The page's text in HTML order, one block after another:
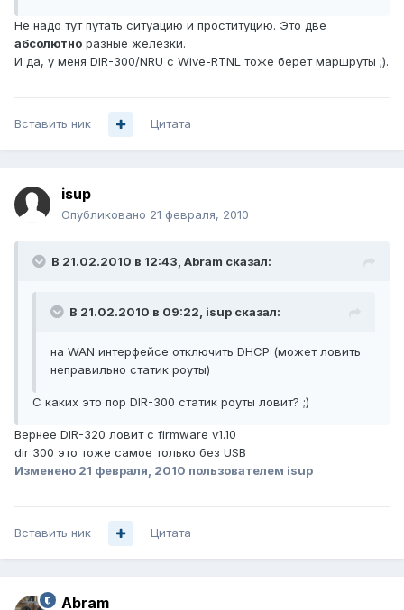
Не надо тут путать ситуацию и проституцию. Это две
абсолютно разные железки.
И да, у меня DIR-300/NRU с Wive-RTNL тоже берет маршруты ;).
Вставить ник Цитата
isup
Опубликовано 21 февраля, 2010
В 21.02.2010 в 12:43, Abram сказал:
В 21.02.2010 в 09:22, isup сказал:
на WAN интерфейсе отключить DHCP (может ловить
неправильно статик роуты)
С каких это пор DIR-300 статик роуты ловит? ;)
Вернее DIR-320 ловит с firmware v1.10
dir 300 это тоже самое только без USB
Изменено 21 февраля, 2010 пользователем isup
Вставить ник Цитата
Abram